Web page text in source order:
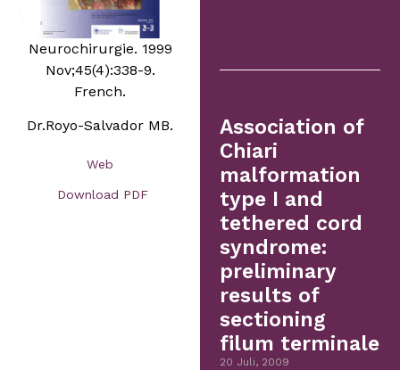
Neurochirurgie. 1999
Nov;45(4):338-9.
French.
Dr.Royo-Salvador MB.
Web
Download PDF
Association of
Chiari
malformation
type I and
tethered cord
syndrome:
preliminary
results of
sectioning
filum terminale
20 Juli, 2009